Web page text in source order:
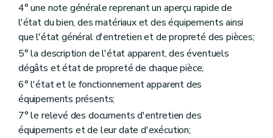
4° une note générale reprenant un aperçu rapide de
l'état du bien, des matériaux et des équipements ainsi
que l'état général d'entretien et de propreté des pièces;
5° la description de l'état apparent, des éventuels
dégâts et état de propreté de chaque pièce;
6° l'état et le fonctionnement apparent des
équipements présents;
7° le relevé des documents d'entretien des
équipements et de leur date d'exécution;